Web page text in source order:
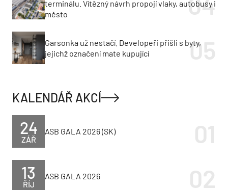
terminálu. Vítězný návrh propojí vlaky, autobusy i
město
Garsonka už nestačí. Developeři přišli s byty,
jejichž označení mate kupující
KALENDÁŘ AKCÍ
ZÁŘ
24 ASB GALA 2026 (SK)
ŘÍJ
13 ASB GALA 2026